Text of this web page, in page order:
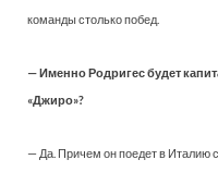
команды столько побед.
— Именно Родригес будет
«Джиро»?
— Да. Причем он поедет в Италию